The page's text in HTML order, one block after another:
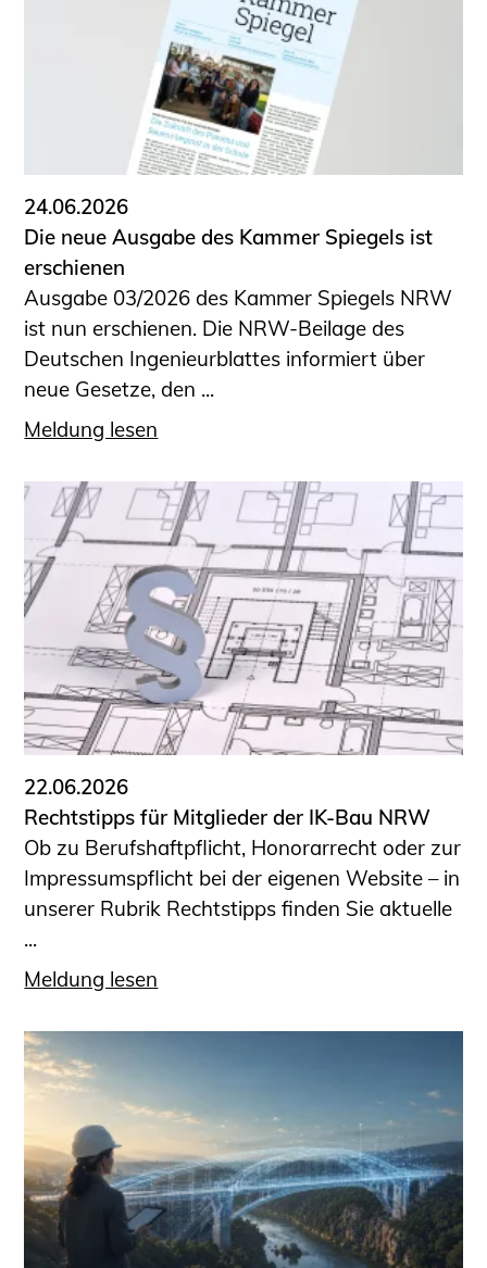
24.06.2026
Die neue Ausgabe des Kammer Spiegels ist
erschienen
Ausgabe 03/2026 des Kammer Spiegels NRW
ist nun erschienen. Die NRW-Beilage des
Deutschen Ingenieurblattes informiert über
neue Gesetze, den ...
Meldung lesen
22.06.2026
Rechtstipps für Mitglieder der IK-Bau NRW
Ob zu Berufshaftpflicht, Honorarrecht oder zur
Impressumspflicht bei der eigenen Website – in
unserer Rubrik Rechtstipps finden Sie aktuelle
...
Meldung lesen